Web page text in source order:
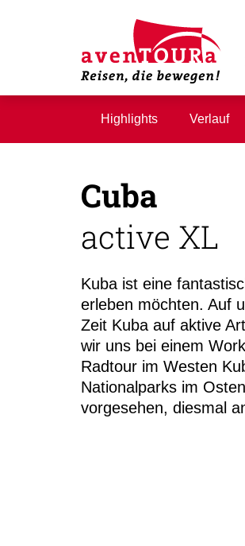
Highlights Verlauf
Cuba
active XL
Kuba ist eine
erleben möchten. Auf
Zeit Kuba auf aktive
wir uns bei einem
Radtour im Westen
Nationalparks im
vorgesehen, diesmal